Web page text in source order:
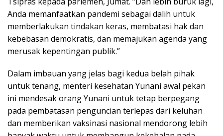
Anda memanfaatkan pandemi sebagai dalih untuk
memberlakukan tindakan keras, membatasi hak dan
kebebasan demokratis, dan memajukan agenda yang
merusak kepentingan publik.”
Dalam imbauan yang jelas bagi kedua belah pihak
untuk tenang, menteri kesehatan Yunani awal pekan
ini mendesak orang Yunani untuk tetap berpegang
pada pembatasan penguncian terlepas dari keluhan
dan memberikan vaksinasi nasional mendorong lebih